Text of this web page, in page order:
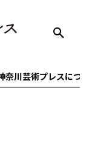
奈川芸術プレスについ